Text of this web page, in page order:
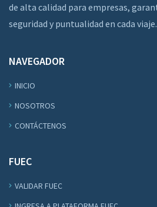
de alta calidad para empresas,
seguridad y puntualidad en cada viaje.
NAVEGADOR
INICIO
NOSOTROS
CONTÁCTENOS
FUEC
VALIDAR FUEC